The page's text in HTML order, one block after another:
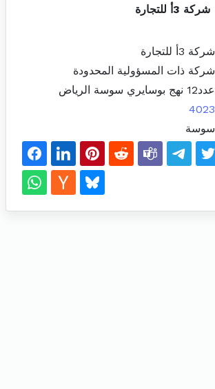
شركة 3أ للتجارة
شركة 3أ للتجارة
شركة ذات المسؤولية المحدودة
عدد12 نهج بوسايري سوسة الرياض
4023
سوسة